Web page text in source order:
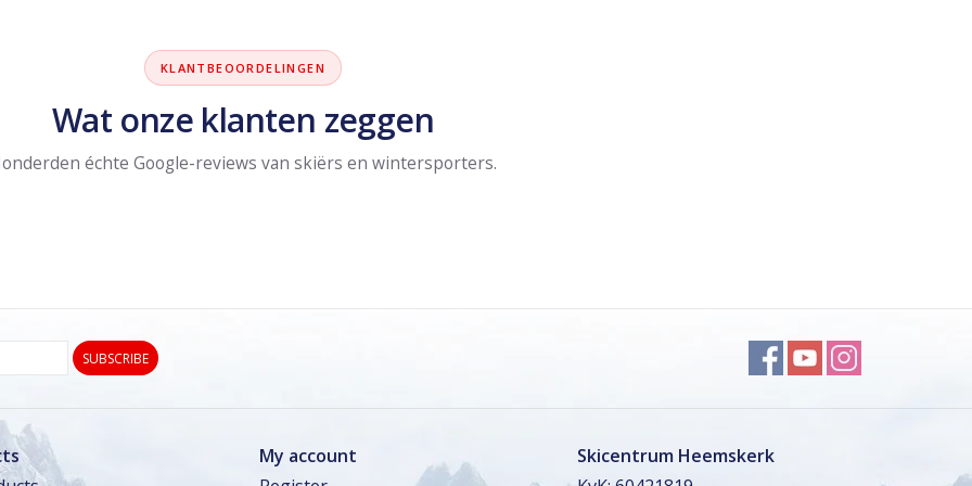
KLANTBEOORDELINGEN
Wat onze klanten zeggen
échte Google-reviews van skiërs en wintersporters.
SUBSCRIBE
My account
Skicentrum Heemskerk